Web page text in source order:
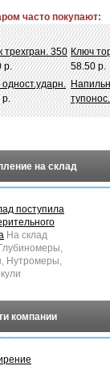
часто покупают:
трехгран. 350
р.
Ключ
58.50 р.
р.
тупонос.
на склад
поступила
На склад
Нутромеры,
компании